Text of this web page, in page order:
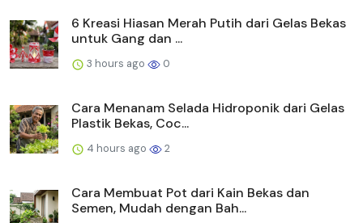
6 Kreasi Hiasan Merah Putih dari Gelas Bekas
untuk Gang dan ...
3 hours ago 0
Cara Menanam Selada Hidroponik dari Gelas
Plastik Bekas, Coc...
4 hours ago 2
Cara Membuat Pot dari Kain Bekas dan
Semen, Mudah dengan Bah...